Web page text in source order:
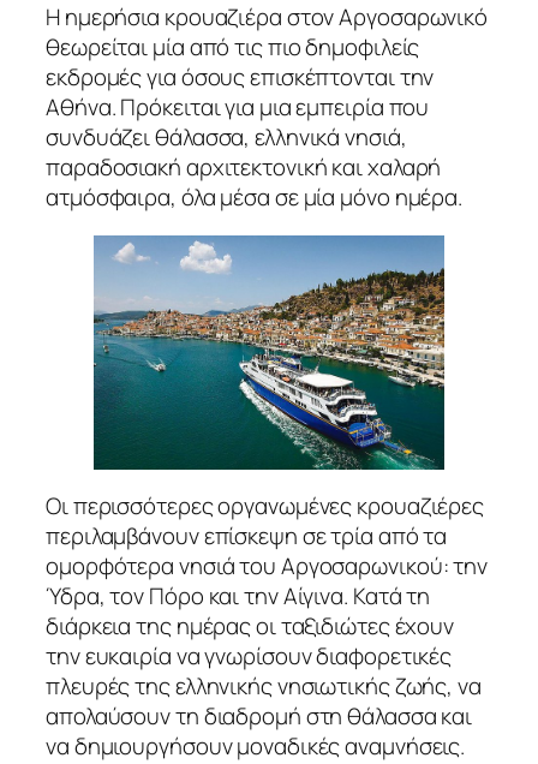
Η ημερήσια κρουαζιέρα στον Αργοσαρωνικό
θεωρείται μία από τις πιο δημοφιλείς
εκδρομές για όσους επισκέπτονται την
Αθήνα. Πρόκειται για μια εμπειρία που
συνδυάζει θάλασσα, ελληνικά νησιά,
παραδοσιακή αρχιτεκτονική και χαλαρή
ατμόσφαιρα, όλα μέσα σε μία μόνο ημέρα.
Οι περισσότερες οργανωμένες κρουαζιέρες
περιλαμβάνουν επίσκεψη σε τρία από τα
ομορφότερα νησιά του Αργοσαρωνικού: την
Ύδρα, τον Πόρο και την Αίγινα. Κατά τη
διάρκεια της ημέρας οι ταξιδιώτες έχουν
την ευκαιρία να γνωρίσουν διαφορετικές
πλευρές της ελληνικής νησιωτικής ζωής, να
απολαύσουν τη διαδρομή στη θάλασσα και
να δημιουργήσουν μοναδικές αναμνήσεις.